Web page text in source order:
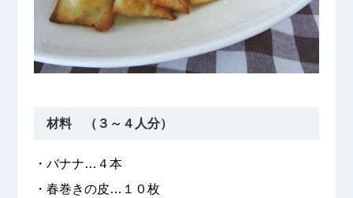
材料 （３～４人分）
・バナナ…４本
・春巻きの皮…１０枚